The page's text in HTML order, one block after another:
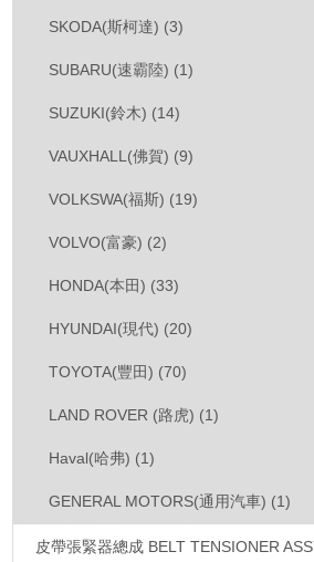
SKODA(斯柯達) (3)
SUBARU(速霸陸) (1)
SUZUKI(鈴木) (14)
VAUXHALL(佛賀) (9)
VOLKSWA(福斯) (19)
VOLVO(富豪) (2)
HONDA(本田) (33)
HYUNDAI(現代) (20)
TOYOTA(豐田) (70)
LAND ROVER (路虎) (1)
Haval(哈弗) (1)
GENERAL MOTORS(通用汽車) (1)
皮帶張緊器總成 BELT TENSIONER